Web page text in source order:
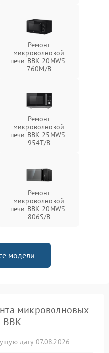
Ремонт
микроволновой
печи BBK 20MWS-
760M/B
Ремонт
микроволновой
печи BBK 25MWS-
954T/B
Ремонт
микроволновой
печи BBK 20MWS-
806S/B
модели
микроволновых
BBK
дату 07.08.2026